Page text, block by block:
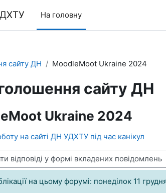
На головну
сайту ДН MoodleMoot Ukraine 2024
сайту ДН
Ukraine 2024
на сайті ДН УДХТУ під час канікул
на цьому форумі: понеділок 11